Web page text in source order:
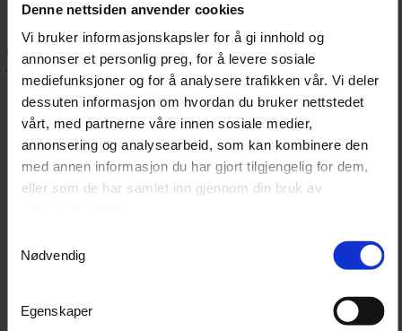
Denne nettsiden anvender cookies
Vi bruker informasjonskapsler for å gi innhold og
annonser et personlig preg, for å levere sosiale
mediefunksjoner og for å analysere trafikken vår. Vi deler
dessuten informasjon om hvordan du bruker nettstedet
vårt, med partnerne våre innen sosiale medier,
annonsering og analysearbeid, som kan kombinere den
med annen informasjon du har gjort tilgjengelig for dem,
eller som de har samlet inn gjennom din bruk av
Nødvendig
Egenskaper
Beskrivelse Dokumenter
Denne universale håndapplikatoren fungerer til alle
oppgaver. Gloss Factory Applicator er laget av mykt og
skånsomt skum, og er derfor godt egnet til
håndpolering.
Gloss Factory Applicator kan du også bruke til å påføre
dekkfornyere. skinnbalsam og alt annet du ønsker.
Vask produktet for hånd eller med pad celaner.